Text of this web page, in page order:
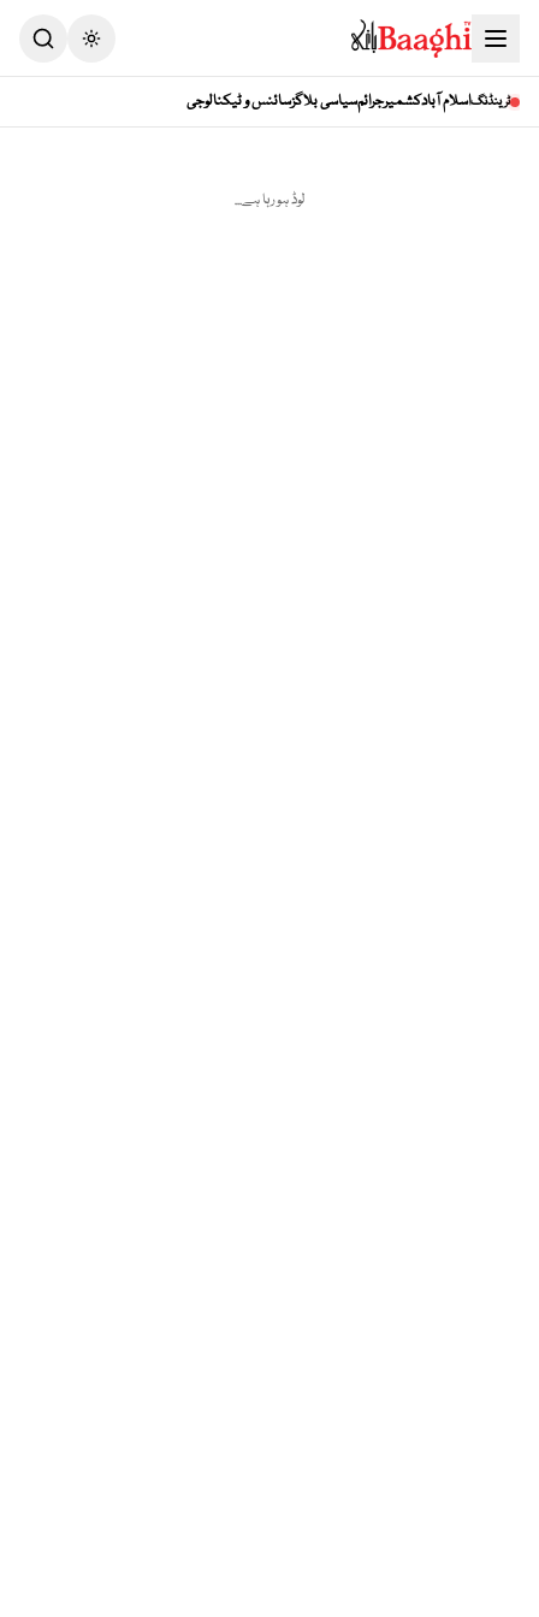
ٹرینڈنگاسلام آبادکشمیرجرائمسیاسی بلاگزسائنس و ٹیکنالوجی
لوڈ ہو رہا ہے...